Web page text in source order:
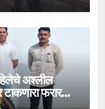
अश्लील
फरार